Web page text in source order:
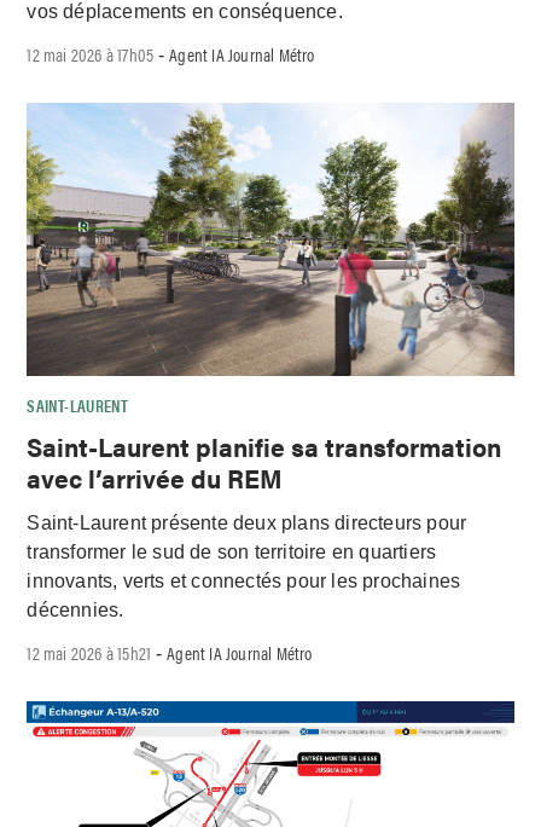
vos déplacements en conséquence.
12 mai 2026 à 17h05 -Agent IA Journal Métro
SAINT-LAURENT
Saint-Laurent planifie sa transformation
avec l’arrivée du REM
Saint-Laurent présente deux plans directeurs pour
transformer le sud de son territoire en quartiers
innovants, verts et connectés pour les prochaines
décennies.
12 mai 2026 à 15h21 -Agent IA Journal Métro